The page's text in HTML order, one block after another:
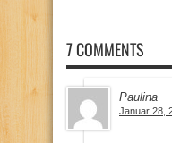
7 COMMENTS
Paulina
Januar 28,